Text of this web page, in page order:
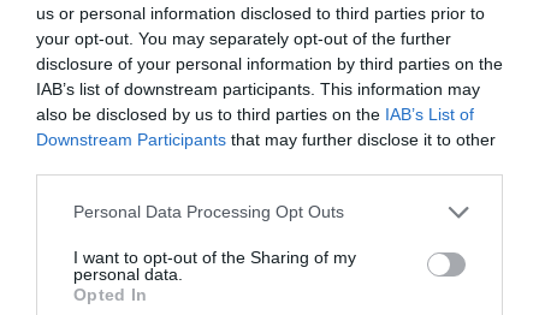
us or personal information disclosed to third parties prior to
your opt-out. You may separately opt-out of the further
disclosure of your personal information by third parties on the
IAB’s list of downstream participants. This information may
also be disclosed by us to third parties on the IAB’s List of
Downstream Participants that may further disclose it to other
Personal Data Processing Opt Outs
I want to opt-out of the Sharing of my
personal data.
Opted In
Si bien a corto plazo se prevé una moderación del
ritmo de crecimiento del negocio, el auge de las
actividades náuticas configura un escenario propicio
para el sector durante los próximos años.
Añadir 2Playbookcomo fuente preferida de Google
Mantente informado con las últimas noticias de actualidad.
Compartir